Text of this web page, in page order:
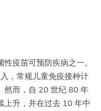
疫苗可预防疾病之一。
，常规儿童免疫接种计
然而，自 20 世纪 80 年
上升，并在过去 10 年中